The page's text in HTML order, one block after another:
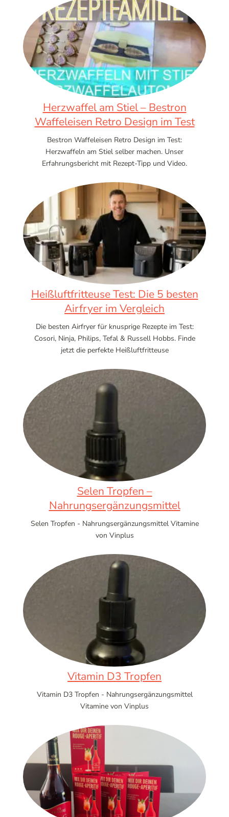
Herzwaffel am Stiel – Bestron
Waffeleisen Retro Design im Test
Bestron Waffeleisen Retro Design im Test:
Herzwaffeln am Stiel selber machen. Unser
Erfahrungsbericht mit Rezept-Tipp und Video.
Heißluftfritteuse Test: Die 5 besten
Airfryer im Vergleich
Die besten Airfryer für knusprige Rezepte im Test:
Cosori, Ninja, Philips, Tefal & Russell Hobbs. Finde
jetzt die perfekte Heißluftfritteuse
Selen Tropfen –
Nahrungsergänzungsmittel
Selen Tropfen - Nahrungsergänzungsmittel Vitamine
von Vinplus
Vitamin D3 Tropfen
Vitamin D3 Tropfen - Nahrungsergänzungsmittel
Vitamine von Vinplus